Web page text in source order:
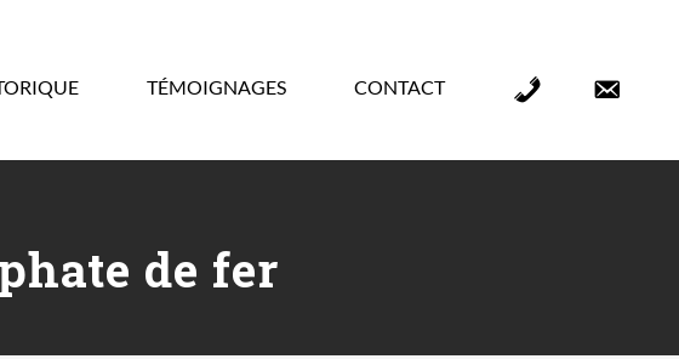
TÉMOIGNAGES CONTACT
ÉlémentÉlément
de fer